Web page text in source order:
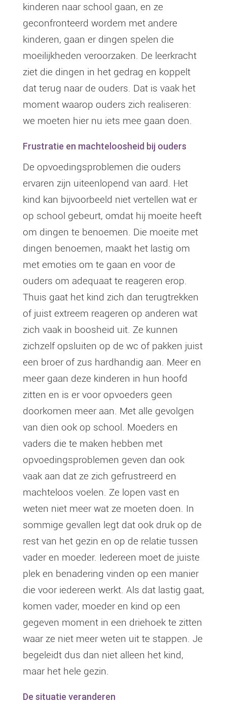
kinderen naar school gaan, en ze
geconfronteerd wordem met andere
kinderen, gaan er dingen spelen die
moeilijkheden veroorzaken. De leerkracht
ziet die dingen in het gedrag en koppelt
dat terug naar de ouders. Dat is vaak het
moment waarop ouders zich realiseren:
we moeten hier nu iets mee gaan doen.
Frustratie en machteloosheid bij ouders
De opvoedingsproblemen die ouders
ervaren zijn uiteenlopend van aard. Het
kind kan bijvoorbeeld niet vertellen wat er
op school gebeurt, omdat hij moeite heeft
om dingen te benoemen. Die moeite met
dingen benoemen, maakt het lastig om
met emoties om te gaan en voor de
ouders om adequaat te reageren erop.
Thuis gaat het kind zich dan terugtrekken
of juist extreem reageren op anderen wat
zich vaak in boosheid uit. Ze kunnen
zichzelf opsluiten op de wc of pakken juist
een broer of zus hardhandig aan. Meer en
meer gaan deze kinderen in hun hoofd
zitten en is er voor opvoeders geen
doorkomen meer aan. Met alle gevolgen
van dien ook op school. Moeders en
vaders die te maken hebben met
opvoedingsproblemen geven dan ook
vaak aan dat ze zich gefrustreerd en
machteloos voelen. Ze lopen vast en
weten niet meer wat ze moeten doen. In
sommige gevallen legt dat ook druk op de
rest van het gezin en op de relatie tussen
vader en moeder. Iedereen moet de juiste
plek en benadering vinden op een manier
die voor iedereen werkt. Als dat lastig gaat,
komen vader, moeder en kind op een
gegeven moment in een driehoek te zitten
waar ze niet meer weten uit te stappen. Je
begeleidt dus dan niet alleen het kind,
maar het hele gezin.
De situatie veranderen